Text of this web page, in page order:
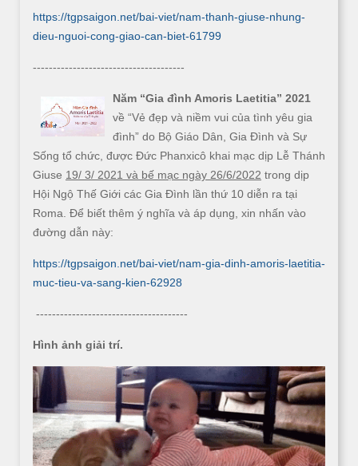
https://tgpsaigon.net/bai-viet/nam-thanh-giuse-nhung-
dieu-nguoi-cong-giao-can-biet-61799
--------------------------------------
Năm “Gia đình Amoris Laetitia” 2021
về “Vẻ đẹp và niềm vui của tình yêu gia
đình” do Bộ Giáo Dân, Gia Đình và Sự
Sống tổ chức, được Đức Phanxicô khai mạc dịp Lễ Thánh
Giuse 19/ 3/ 2021 và bế mạc ngày 26/6/2022 trong dịp
Hội Ngộ Thế Giới các Gia Đình lần thứ 10 diễn ra tại
Roma. Để biết thêm ý nghĩa và áp dụng, xin nhấn vào
đường dẫn này:
https://tgpsaigon.net/bai-viet/nam-gia-dinh-amoris-laetitia-
muc-tieu-va-sang-kien-62928
--------------------------------------
Hình ảnh giải trí.